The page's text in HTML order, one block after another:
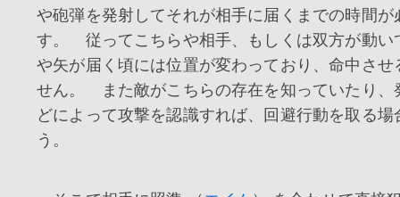
や砲弾を発射してそれが相手に届くまでの時間が
す。 従ってこちらや相手、もしくは双方が動い
や矢が届く頃には位置が変わっており、命中させ
せん。 また敵がこちらの存在を知っていたり、
どによって攻撃を認識すれば、回避行動を取る場
う。